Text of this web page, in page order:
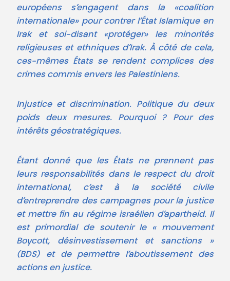
européens s’engagent dans la «coalition
internationale» pour contrer l’État Islamique en
Irak et soi-disant «protéger» les minorités
religieuses et ethniques d’Irak. À côté de cela,
ces-mêmes États se rendent complices des
crimes commis envers les Palestiniens.
Injustice et discrimination. Politique du deux
poids deux mesures. Pourquoi ? Pour des
intérêts géostratégiques.
Étant donné que les États ne prennent pas
leurs responsabilités dans le respect du droit
international, c’est à la société civile
d’entreprendre des campagnes pour la justice
et mettre fin au régime israélien d’apartheid. Il
est primordial de soutenir le « mouvement
Boycott, désinvestissement et sanctions »
(BDS) et de permettre l’aboutissement des
actions en justice.